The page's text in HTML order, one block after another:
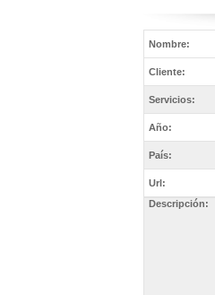
Nombre:
Cliente:
Servicios:
Año:
País:
Url:
Descripción: